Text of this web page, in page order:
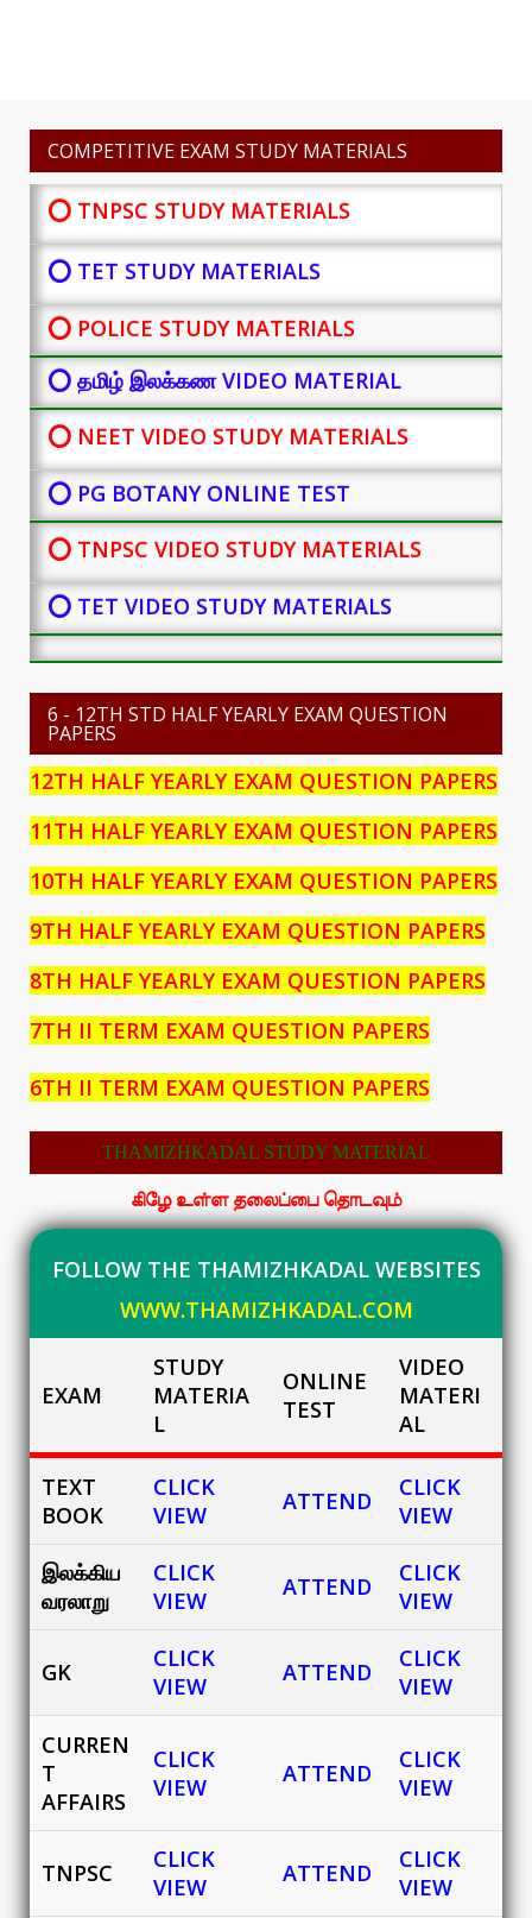
COMPETITIVE EXAM STUDY MATERIALS
⭕ TNPSC STUDY MATERIALS
⭕ TET STUDY MATERIALS
⭕ POLICE STUDY MATERIALS
⭕ தமிழ் இலக்கண VIDEO MATERIAL
⭕ NEET VIDEO STUDY MATERIALS
⭕ PG BOTANYONLINE TEST
⭕ TNPSC VIDEO STUDY MATERIALS
⭕ TET VIDEO STUDY MATERIALS
6 - 12TH STD HALF YEARLY EXAM QUESTION
PAPERS
12TH HALF YEARLY EXAM QUESTION PAPERS
11TH HALF YEARLY EXAM QUESTION PAPERS
10TH HALF YEARLY EXAM QUESTION PAPERS
9TH HALF YEARLY EXAM QUESTION PAPERS
8TH HALF YEARLY EXAM QUESTION PAPERS
7TH II TERM EXAM QUESTION PAPERS
6TH II TERM EXAM QUESTION PAPERS
THAMIZHKADAL STUDY MATERIAL
கிழே உள்ள தலைப்பை தொடவும்
FOLLOW THE THAMIZHKADAL WEBSITES
WWW.THAMIZHKADAL.COM
EXAM
STUDY
MATERIA
L
ONLINE
TEST
VIDEO
MATERI
AL
TEXT
BOOK
CLICK
VIEW
ATTEND
CLICK
VIEW
இலக்கிய
வரலாறு
CLICK
VIEW
ATTEND
CLICK
VIEW
GK
CLICK
VIEW
ATTEND
CLICK
VIEW
CURREN
T
AFFAIRS
CLICK
VIEW
ATTEND
CLICK
VIEW
TNPSC
CLICK
VIEW
ATTEND
CLICK
VIEW